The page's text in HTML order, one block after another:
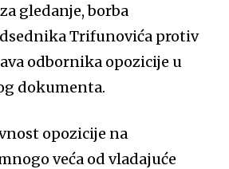
gledanje, borba
Trifunovića protiv
odbornika opozicije u
dokumenta.
opozicije na
veća od vladajuće